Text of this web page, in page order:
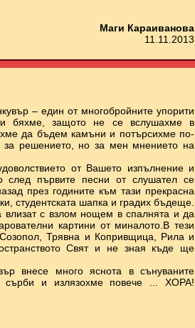
Маги Караиванова
11.11.2013
– един от многобройните упорити
бяхме, защото не се вслушахме в
да бъдем камъни и потърсихме по-
решението, но за мен мнението на
от Вашето изпълнение и
след първите песни от слушател се
през годините към тази прекрасна
студентската шапка и градих бъдеще.
влизат с взлом нощем в спалнята и да
картини от миналото.В тези
Трявна и Копривщица, Рила и
Свят и не зная къде ще
внесе много яснота в сънуваните
сърби и излязохме повече ... ХОРА!